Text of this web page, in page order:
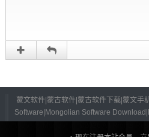
蒙文软件|蒙古软件|蒙古软件下载|蒙文手
Software|Mongolian Software